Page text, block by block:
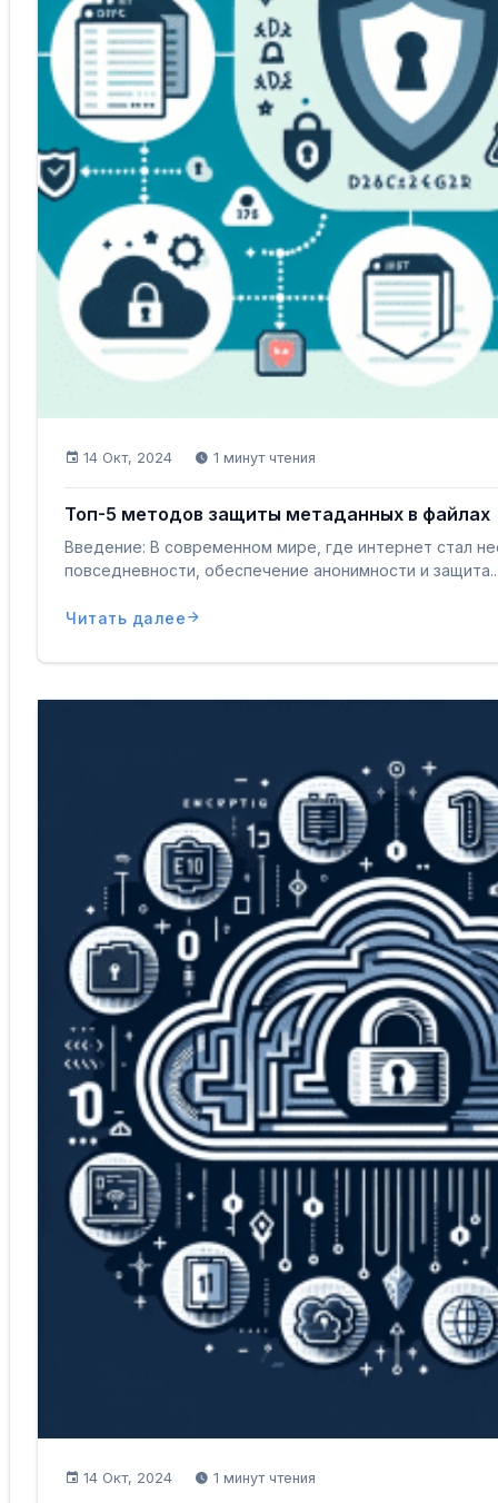
14 Окт, 2024 1 минут чтения
Топ-5 методов защиты метаданных в файлах
Введение: В современном мире, где интернет стал
повседневности, обеспечение анонимности и
Читать далее
14 Окт, 2024 1 минут чтения